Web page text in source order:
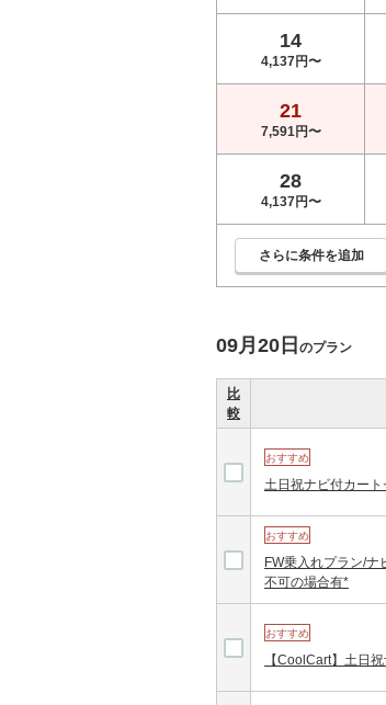
14
4,137円〜
21
7,591円〜
28
4,137円〜
さらに条件を追加
09月20日 のプラン
比
較
おすすめ
土日祝ナビ付カー
おすすめ
FW乗入れプラン/ナ
不可の場合有*
おすすめ
【CoolCart】土日